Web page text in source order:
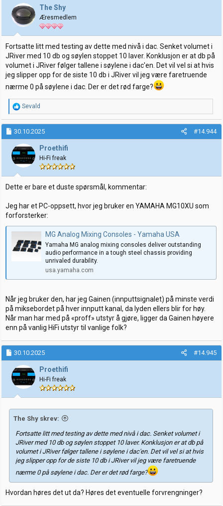
j
o
n
e
r
:
The Shy
Æresmedlem
Fortsatte litt med testing av dette med nivå i dac. Senket volumet i
JRiver med 10 db og søylen stoppet 10 laver. Konklusjon er at db på
volumet i JRiver følger tallene i søylene i dac'en. Det vil vel si at hvis
jeg slipper opp for de siste 10 db i JRiver vil jeg være faretruende
nærme 0 på søylene i dac. Der er det rød farge?
R
e
a
k
s
j
o
n
e
r
:
Sevald
30.10.2025 #14.944
Proethifi
Hi-Fi freak
Dette er bare et duste spørsmål, kommentar:
Jeg har et PC-oppsett, hvor jeg bruker en YAMAHA MG10XU som
forforsterker:
MG Analog Mixing Consoles - Yamaha USA
Yamaha MG analog mixing consoles deliver outstanding
audio performance in a tough steel chassis providing
unrivaled durability.
usa.yamaha.com
Når jeg bruker den, har jeg Gainen (innputtsignalet) på minste verdi
på miksebordet på hver innputt kanal, da lyden ellers blir for høy.
Når man har med på «proff» utstyr å gjøre, ligger da Gainen høyere
enn på vanlig HiFi utstyr til vanlige folk?
30.10.2025 #14.945
Proethifi
Hi-Fi freak
The Shy skrev:
Fortsatte litt med testing av dette med nivå i dac. Senket volumet i
JRiver med 10 db og søylen stoppet 10 laver. Konklusjon er at db på
volumet i JRiver følger tallene i søylene i dac'en. Det vil vel si at hvis
jeg slipper opp for de siste 10 db i JRiver vil jeg være faretruende
nærme 0 på søylene i dac. Der er det rød farge?
Hvordan høres det ut da? Høres det eventuelle forvrengninger?